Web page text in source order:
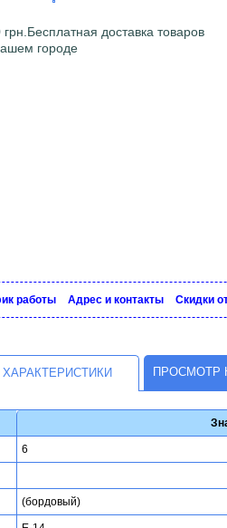
доставка товаров
городе
рaботы Адрес и контакты Скидки
ХАРАКТЕРИСТИКИ ПРОСМОТР
6
(бордовый)